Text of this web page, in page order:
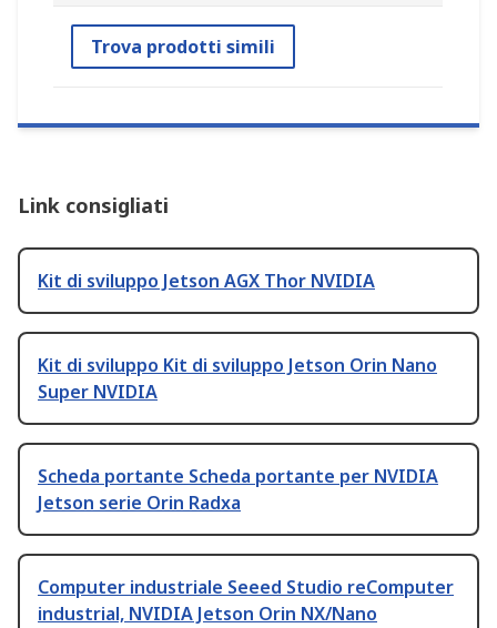
Trova prodotti simili
Link consigliati
Kit di sviluppo Jetson AGX Thor NVIDIA
Kit di sviluppo Kit di sviluppo Jetson Orin Nano
Super NVIDIA
Scheda portante Scheda portante per NVIDIA
Jetson serie Orin Radxa
Computer industriale Seeed Studio reComputer
industrial, NVIDIA Jetson Orin NX/Nano